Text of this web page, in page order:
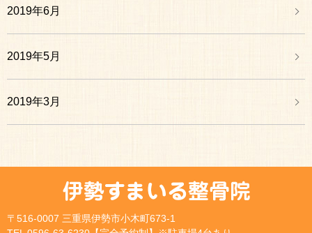
2019年6月
2019年5月
2019年3月
〒516-0007 三重県伊勢市小木町673-1